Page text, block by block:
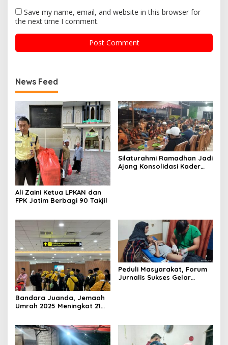
Save my name, email, and website in this browser for
the next time I comment.
News Feed
Ali Zaini Ketua LPKAN dan
FPK Jatim Berbagi 90 Takjil
Silaturahmi Ramadhan Jadi
Ajang Konsolidasi Kader
Bandara Juanda, Jemaah
Umrah 2025 Meningkat 21
Peduli Masyarakat, Forum
Jurnalis Sukses Gelar